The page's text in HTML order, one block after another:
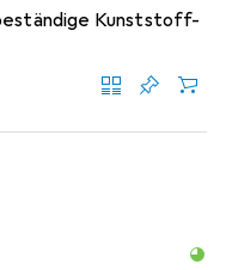
Kunststoff-